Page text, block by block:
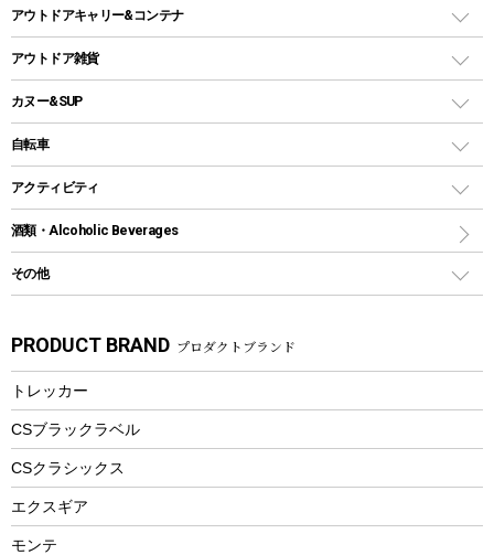
パラソル
テントアクセサリー
ペグ
グランドシート
ガイドロープ
ツール
キャンドル
パーティータイプグリル
鉄板、アミ
焚き火台&ストーブ
火起こし
バーベキューツール
クッカーセット
シェラカップ
クッキングツール
ナイフ
カトラリー
マグカップ、カップ
ステンレスボトル
フードボトル
トレー
ランチョンマット
コップ付きタイプ
ワンタッチタイプ
プラスチックボトル
ディズニーボトル
クーラーボックス
クーラーバッグ
ウォータージャグ
保冷剤
アウトドアキャリー&コンテナ
アウトドアキャリー
アウトドア雑貨
バックパック&バッグ
リュック、バックパック
トートバッグ、サコッシュ
ショッピングキャリー
その他アウトドア雑貨
スプレー関係
ツール、他
カヌー&SUP
インフレータブル
カヤック
パドル
ヘルメット
エアーポンプ
アクセサリー
自転車
折りたたみ自転車
スポーツサイクル
シティサイクル
自転車ウェア
アクティビティ
マリン
ラッシュガード
パラソル
フローティングベスト
ヘルメット
エアーポンプ
ビーチテント
ウィンター
酒類・Alcoholic Beverages
その他
湯たんぽ
防災用品
PRODUCT BRAND プロダクトブランド
トレッカー
CSブラックラベル
CSクラシックス
エクスギア
モンテ